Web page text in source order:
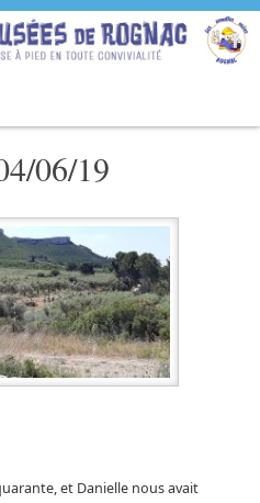
06/19
et Danielle nous avait